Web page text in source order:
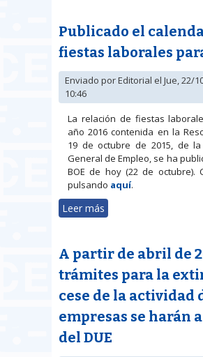
sector marítimo-
47/2015, de 21 de
Publicado el
fiestas laborales
Enviado porEditorial el Jue, 22/
10:46
La relación de fiestas
año 2016 contenida en la
19 de octubre de 2015, de la
General de Empleo, se ha
BOE de hoy (22 de octubre).
pulsando aquí.
Leer más
A partir de abril de
trámites para la
cese de la actividad
empresas se harán
del DUE